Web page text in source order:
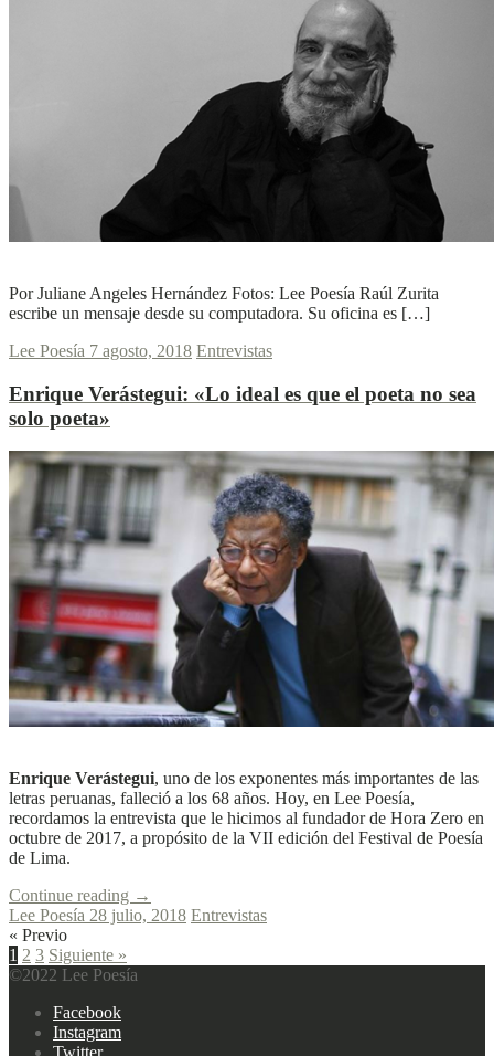
Por Juliane Angeles Hernández Fotos: Lee Poesía Raúl Zurita
escribe un mensaje desde su computadora. Su oficina es […]
Lee Poesía 7 agosto, 2018 Entrevistas
Enrique Verástegui: «Lo ideal es que el poeta no sea
solo poeta»
Enrique Verástegui, uno de los exponentes más importantes de las
letras peruanas, falleció a los 68 años. Hoy, en Lee Poesía,
recordamos la entrevista que le hicimos al fundador de Hora Zero en
octubre de 2017, a propósito de la VII edición del Festival de Poesía
de Lima.
Continue reading →
Lee Poesía 28 julio, 2018 Entrevistas
Posts
navigation
« Previo
Paginación
de
entradas
1 2 3 Siguiente »
©2022 Lee Poesía
Footer
navigation
Facebook
Instagram